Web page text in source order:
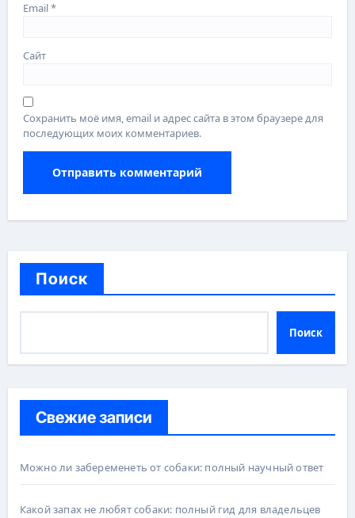
Email*
Сайт
Сохранить моё имя, email и адрес сайта в этом браузере для
последующих моих комментариев.
Поиск
Поиск
Свежие записи
Можно ли забеременеть от собаки: полный научный ответ
Какой запах не любят собаки: полный гид для владельцев